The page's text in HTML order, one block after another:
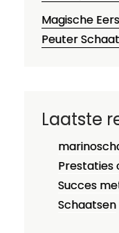
Magische
Peuter
Laatste
Prestaties
Succes
Schaatsen